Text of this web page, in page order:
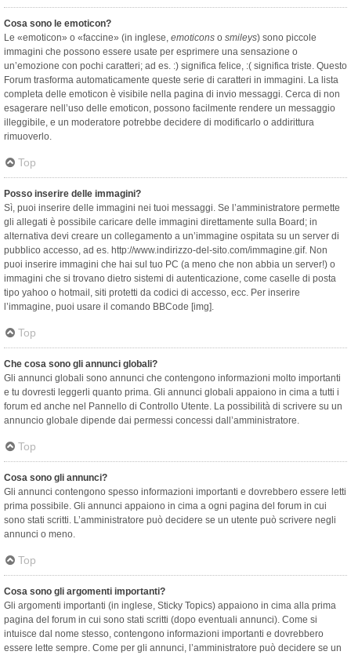
Cosa sono le emoticon?
Le «emoticon» o «faccine» (in inglese, emoticons o smileys) sono piccole
immagini che possono essere usate per esprimere una sensazione o
un’emozione con pochi caratteri; ad es. :) significa felice, :( significa triste. Questo
Forum trasforma automaticamente queste serie di caratteri in immagini. La lista
completa delle emoticon è visibile nella pagina di invio messaggi. Cerca di non
esagerare nell’uso delle emoticon, possono facilmente rendere un messaggio
illeggibile, e un moderatore potrebbe decidere di modificarlo o addirittura
rimuoverlo.
Top
Posso inserire delle immagini?
Sì, puoi inserire delle immagini nei tuoi messaggi. Se l’amministratore permette
gli allegati è possibile caricare delle immagini direttamente sulla Board; in
alternativa devi creare un collegamento a un’immagine ospitata su un server di
pubblico accesso, ad es. http://www.indirizzo-del-sito.com/immagine.gif. Non
puoi inserire immagini che hai sul tuo PC (a meno che non abbia un server!) o
immagini che si trovano dietro sistemi di autenticazione, come caselle di posta
tipo yahoo o hotmail, siti protetti da codici di accesso, ecc. Per inserire
l’immagine, puoi usare il comando BBCode [img].
Top
Che cosa sono gli annunci globali?
Gli annunci globali sono annunci che contengono informazioni molto importanti
e tu dovresti leggerli quanto prima. Gli annunci globali appaiono in cima a tutti i
forum ed anche nel Pannello di Controllo Utente. La possibilità di scrivere su un
annuncio globale dipende dai permessi concessi dall’amministratore.
Top
Cosa sono gli annunci?
Gli annunci contengono spesso informazioni importanti e dovrebbero essere letti
prima possibile. Gli annunci appaiono in cima a ogni pagina del forum in cui
sono stati scritti. L’amministratore può decidere se un utente può scrivere negli
annunci o meno.
Top
Cosa sono gli argomenti importanti?
Gli argomenti importanti (in inglese, Sticky Topics) appaiono in cima alla prima
pagina del forum in cui sono stati scritti (dopo eventuali annunci). Come si
intuisce dal nome stesso, contengono informazioni importanti e dovrebbero
essere lette sempre. Come per gli annunci, l’amministratore può decidere se un